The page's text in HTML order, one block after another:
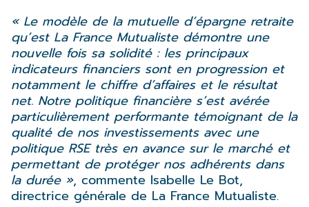
« Le modèle de la mutuelle d’épargne retraite
qu’est La France Mutualiste démontre une
nouvelle fois sa solidité : les principaux
indicateurs financiers sont en progression et
notamment le chiffre d’affaires et le résultat
net. Notre politique financière s’est avérée
particulièrement performante témoignant de la
qualité de nos investissements avec une
politique RSE très en avance sur le marché et
permettant de protéger nos adhérents dans
la durée », commente Isabelle Le Bot,
directrice générale de La France Mutualiste.